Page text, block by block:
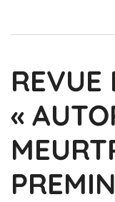
REVUE
«